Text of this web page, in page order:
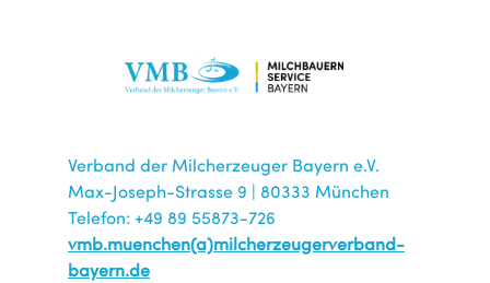
Verband der Milcherzeuger Bayern e.V.
Max-Joseph-Strasse 9 | 80333 München
Telefon: +49 89 55873-726
vmb.muenchen(a)milcherzeugerverband-
bayern.de